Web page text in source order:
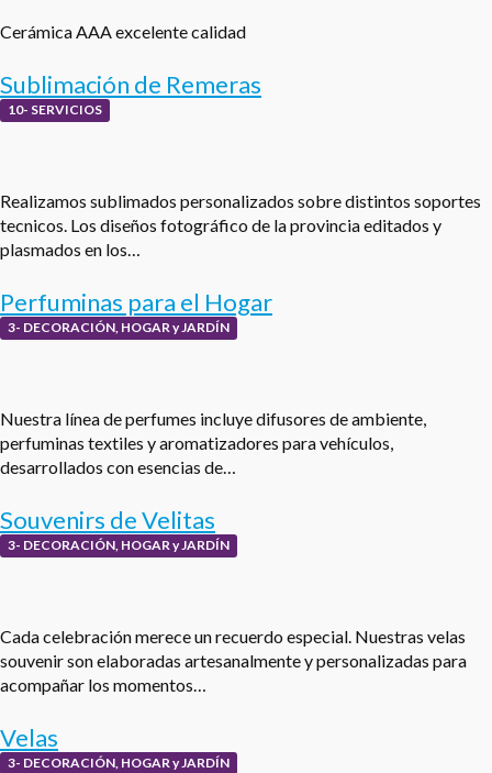
Cerámica AAA excelente calidad
Sublimación de Remeras
10- SERVICIOS
Realizamos sublimados personalizados sobre distintos soportes
tecnicos. Los diseños fotográfico de la provincia editados y
plasmados en los…
Perfuminas para el Hogar
3- DECORACIÓN, HOGAR y JARDÍN
Nuestra línea de perfumes incluye difusores de ambiente,
perfuminas textiles y aromatizadores para vehículos,
desarrollados con esencias de…
Souvenirs de Velitas
3- DECORACIÓN, HOGAR y JARDÍN
Cada celebración merece un recuerdo especial. Nuestras velas
souvenir son elaboradas artesanalmente y personalizadas para
acompañar los momentos…
Velas
3- DECORACIÓN, HOGAR y JARDÍN